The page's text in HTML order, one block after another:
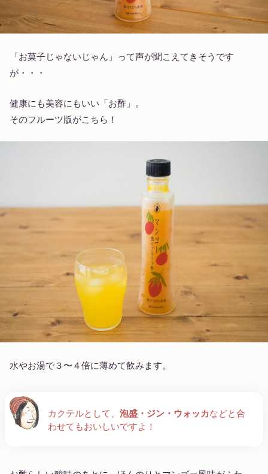
「お菓子じゃないじゃん」って声が聞こえてきそうです
が・・・
健康にも美容にもいい「お酢」。
そのフルーツ版がこちら！
水やお湯で３〜４倍に薄めて飲みます。
カクテルとして、 泡盛・ジン・ウォッカなどと合
わせてもおいしいですよ！